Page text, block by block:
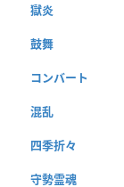
獄炎
鼓舞
コンバート
混乱
四季折々
守勢霊魂